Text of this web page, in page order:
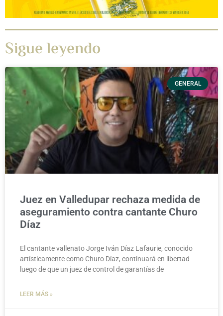
Sigue leyendo
GENERAL
Juez en Valledupar rechaza medida de
aseguramiento contra cantante Churo
Díaz
El cantante vallenato Jorge Iván Díaz Lafaurie, conocido
artísticamente como Churo Díaz, continuará en libertad
luego de que un juez de control de garantías de
LEER MÁS »